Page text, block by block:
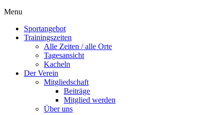
Flyout
Menu
Sportangebot
Trainingszeiten
Alle Zeiten / alle Orte
Tagesansicht
Kacheln
Der Verein
Mitgliedschaft
Beiträge
Mitglied werden
Über uns